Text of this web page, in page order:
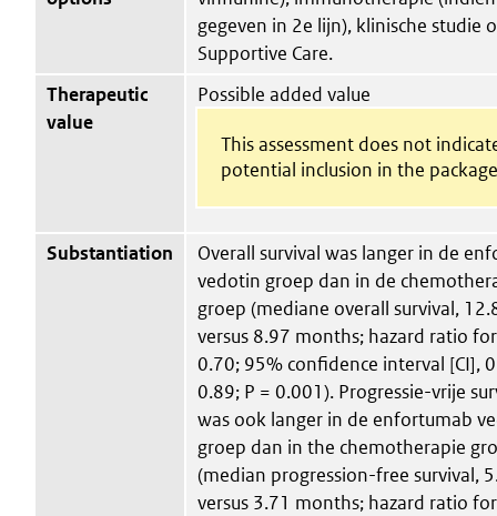
gegeven in 2e lijn), klinische studie
Supportive Care.
Therapeutic
value
Possible added value
This assessment does not
potential inclusion in the
Substantiation
Overall survival was langer in de
vedotin groep dan in de
groep (mediane overall survival,
versus 8.97 months; hazard ratio
0.70; 95% confidence interval [CI],
0.89; P = 0.001). Progressie-vrije
was ook langer in de enfortumab
groep dan in the chemotherapie
(median progression-free survival,
versus 3.71 months; hazard ratio for